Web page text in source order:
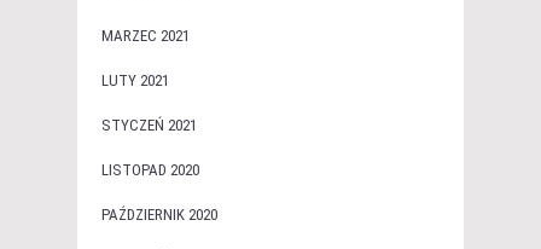
MARZEC 2021
LUTY 2021
STYCZEŃ 2021
LISTOPAD 2020
PAŹDZIERNIK 2020